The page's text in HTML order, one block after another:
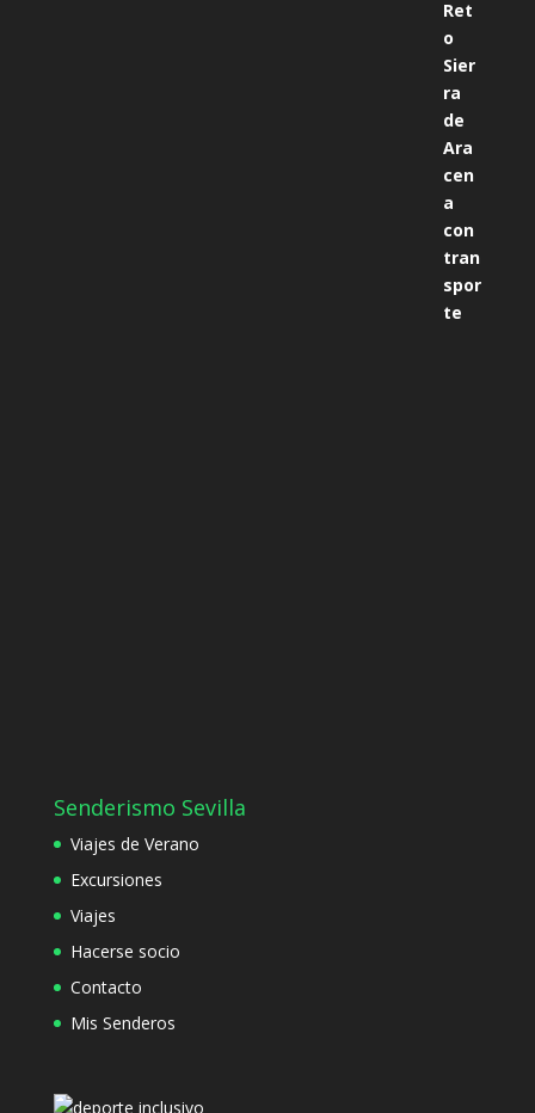
Senderismo Sevilla
Viajes de Verano
Excursiones
Viajes
Hacerse socio
Contacto
Mis Senderos